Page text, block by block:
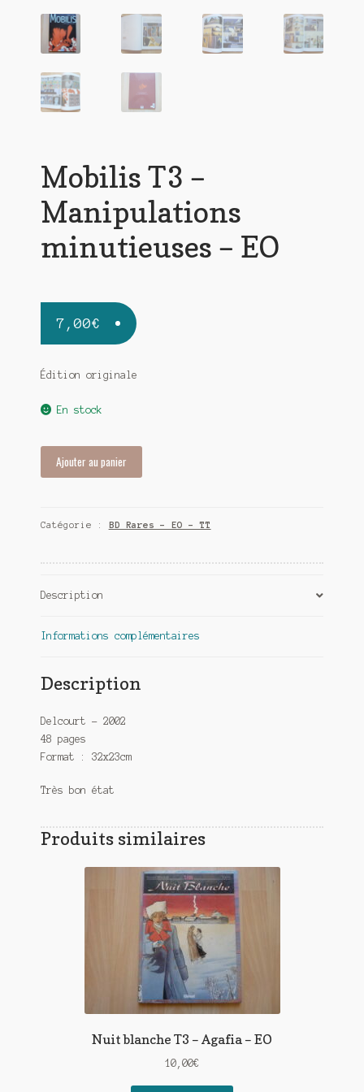
Mobilis T3 –
Manipulations
minutieuses – EO
7,00€
Édition originale
En stock
-
minutieuses
EO
Ajouter au panier
Catégorie : BD Rares - EO - TT
Description
Informations complémentaires
Description
Delcourt – 2002
48 pages
Format : 32x23cm
Très bon état
Produits similaires
Nuit blanche T3 – Agafia – EO
10,00€